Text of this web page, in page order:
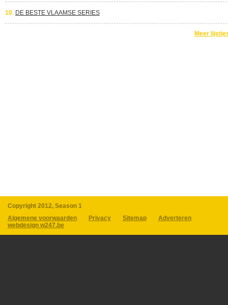
10. DE BESTE VLAAMSE SERIES
Meer
Copyright 2012, Season 1
Algemene voorwaarden
Privacy Sitemap
Adverteren
webdesign w247.be